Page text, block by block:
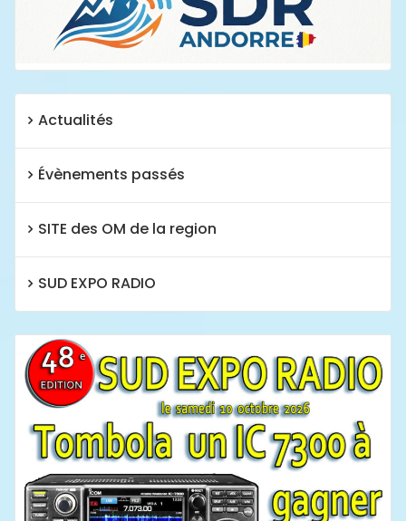
Actualités
Évènements passés
SITE des OM de la region
SUD EXPO RADIO